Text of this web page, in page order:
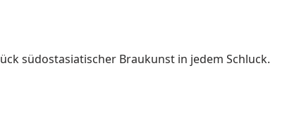
südostasiatischer Braukunst in jedem Schluck.